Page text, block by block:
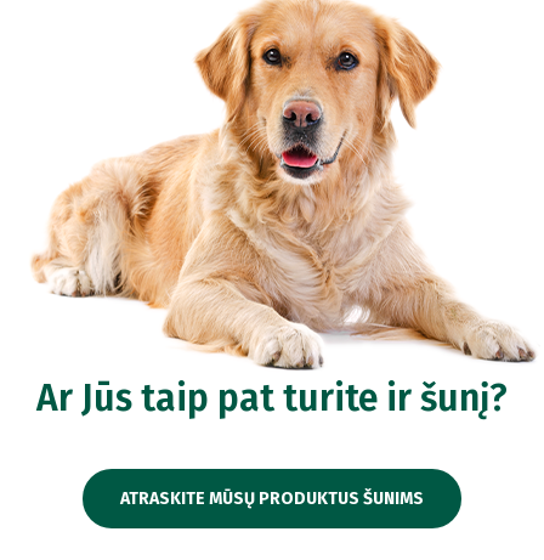
Ar Jūs taip pat turite ir šunį?
ATRASKITE MŪSŲ PRODUKTUS ŠUNIMS